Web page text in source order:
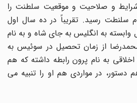
و صلاحیت و موقعیت سلطنت را
سلنطت رسید. تقریباً در ده سال اول
به انگلیس به جای شاه و به نام
از زمان تحصیل در سوئیس به
به نام پرون رابطه داشته که هم
در مواردی هم او را تنبیه می